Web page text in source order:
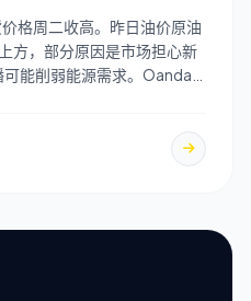
格周二收高。昨日油价原油
方，部分原因是市场担心新
能削弱能源需求。Oanda